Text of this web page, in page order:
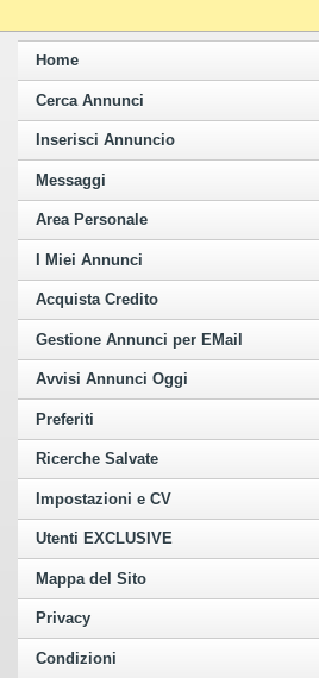
Home
Cerca Annunci
Inserisci Annuncio
Messaggi
Area Personale
I Miei Annunci
Acquista Credito
Gestione Annunci per EMail
Avvisi Annunci Oggi
Preferiti
Ricerche Salvate
Impostazioni e CV
Utenti EXCLUSIVE
Mappa del Sito
Privacy
Condizioni